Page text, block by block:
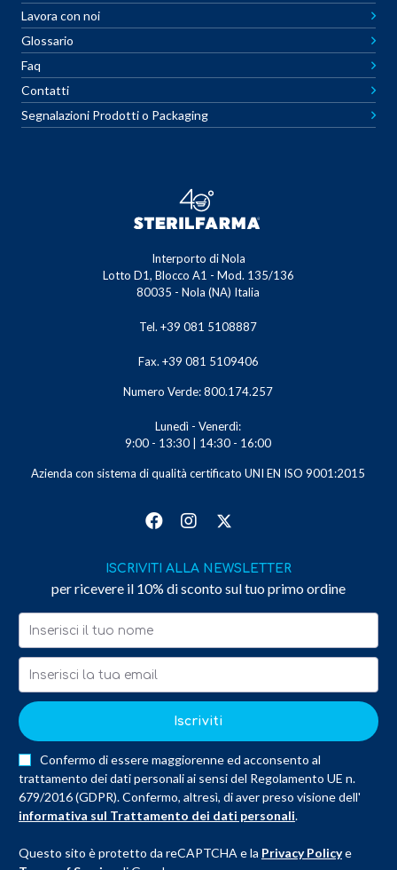
Lavora con noi
Glossario
Faq
Contatti
Segnalazioni Prodotti o Packaging
Interporto di Nola
Lotto D1, Blocco A1 - Mod. 135/136
80035 - Nola (NA) Italia
Tel. +39 081 5108887
Fax. +39 081 5109406
Numero Verde: 800.174.257
Lunedì - Venerdì:
9:00 - 13:30 | 14:30 - 16:00
Azienda con sistema di qualità certificato UNI EN ISO 9001:2015
ISCRIVITI ALLA NEWSLETTER
per ricevere il 10% di sconto sul tuo primo ordine
Iscriviti
Confermo di essere maggiorenne ed acconsento al
trattamento dei dati personali ai sensi del Regolamento UE n.
679/2016 (GDPR). Confermo, altresì, di aver preso visione dell'
informativa sul Trattamento dei dati personali.
Questo sito è protetto da reCAPTCHA e la Privacy Policye